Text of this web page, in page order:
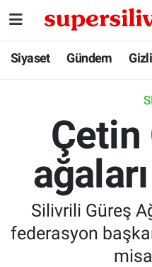
Siyaset Gündem
Çetin
Silivrili Güreş
federasyon
Siyaset
Gizli Gündem
Belediye
Polemik
İstanbul Nöbetçi
İstanbul Namaz
İstanbul Trafik
Süper Lig Puan
Tüm Manşetler